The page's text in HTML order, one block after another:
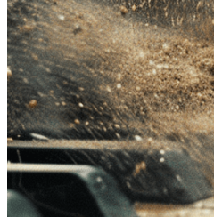
происходит в знаменитом
Бетховена. Мы начнем
сказать, где началось
⚡️Аудио-пример на Ютубе
⏱Время прослушивания: 4